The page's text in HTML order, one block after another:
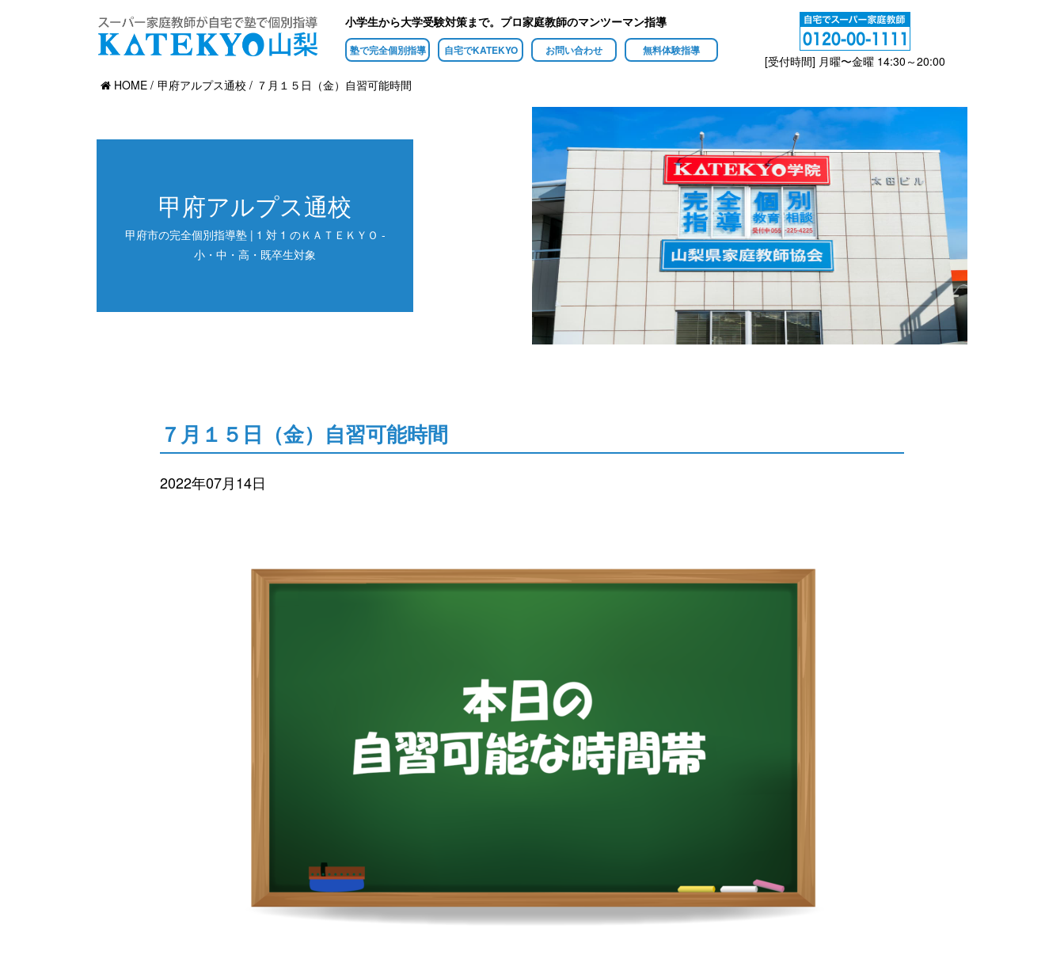
小学生から大学受験対策まで。プロ家庭教師のマンツーマン指導
塾で完全個別指導 自宅でKATEKYO お問い合わせ 無料体験指導
[受付時間] 月曜〜金曜 14:30～20:00
HOME
甲府アルプス通校 ７月１５日（金）自習可能時間
甲府アルプス通校
甲府市の完全個別指導塾 | 1 対 1 のＫＡＴＥＫＹＯ -
小・中・高・既卒生対象
７月１５日（金）自習可能時間
2022年07月14日